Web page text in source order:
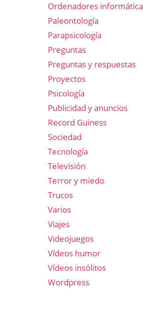
Ordenadores informática
Paleontología
Parapsicología
Preguntas
Preguntas y respuestas
Proyectos
Psicología
Publicidad y anuncios
Record Guiness
Sociedad
Tecnología
Televisión
Terror y miedo
Trucos
Varios
Viajes
Videojuegos
Vídeos humor
Vídeos insólitos
Wordpress